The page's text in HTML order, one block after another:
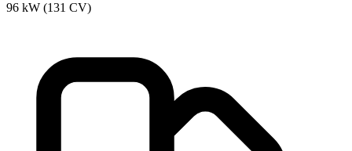
96 kW (131 CV)